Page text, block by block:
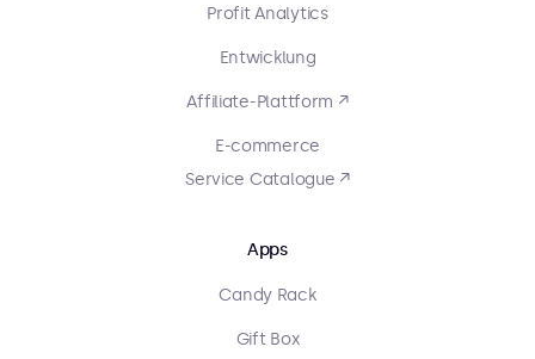
Profit Analytics
Entwicklung
Affiliate-Plattform ↗
E-commerce
Service Catalogue ↗
Apps
Candy Rack
Gift Box